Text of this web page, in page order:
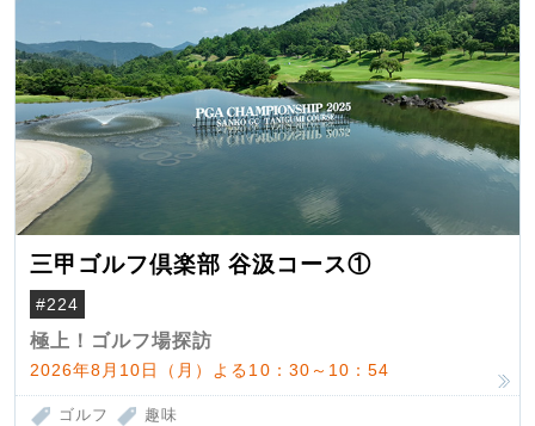
三甲ゴルフ倶楽部 谷汲コース①
#224
極上！ゴルフ場探訪
2026年8月10日（月）よる10：30～10：54
ゴルフ 趣味